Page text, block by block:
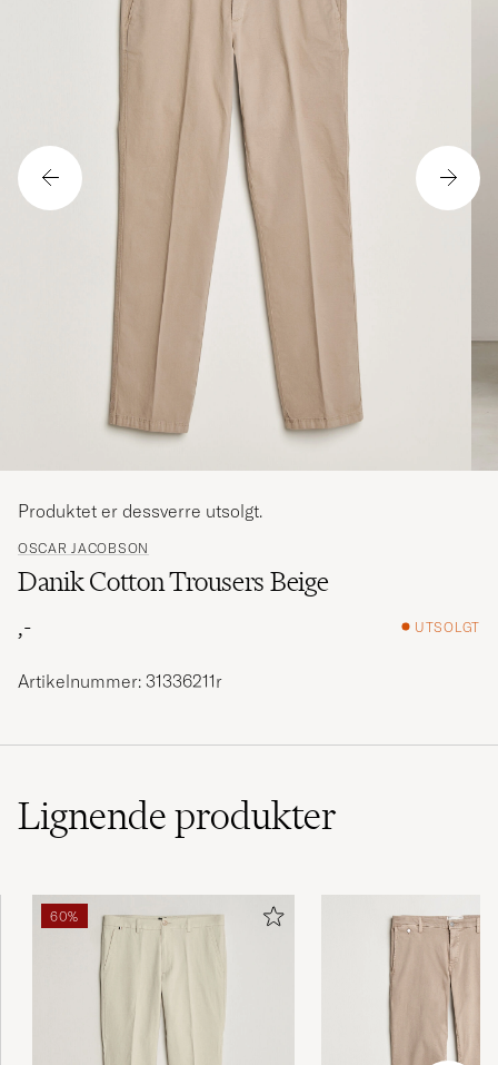
OSCAR JACOBSON
Danik Cotton Trousers Beige
,-
UTSOLGT
Produktet er dessverre utsolgt.
Artikelnummer: 31336211r
Lignendeprodukter
60%